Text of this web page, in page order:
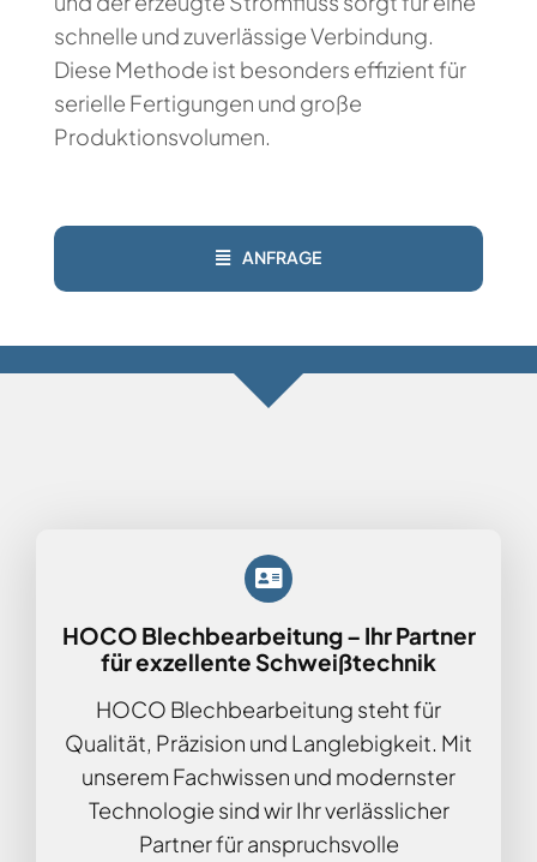
schnelle und zuverlässige Verbindung.
Diese Methode ist besonders effizient für
serielle Fertigungen und große
Produktionsvolumen.
ANFRAGE
HOCO Blechbearbeitung – Ihr Partner
für exzellente Schweißtechnik
HOCO Blechbearbeitung steht für
Qualität, Präzision und Langlebigkeit. Mit
unserem Fachwissen und modernster
Technologie sind wir Ihr verlässlicher
Partner für anspruchsvolle